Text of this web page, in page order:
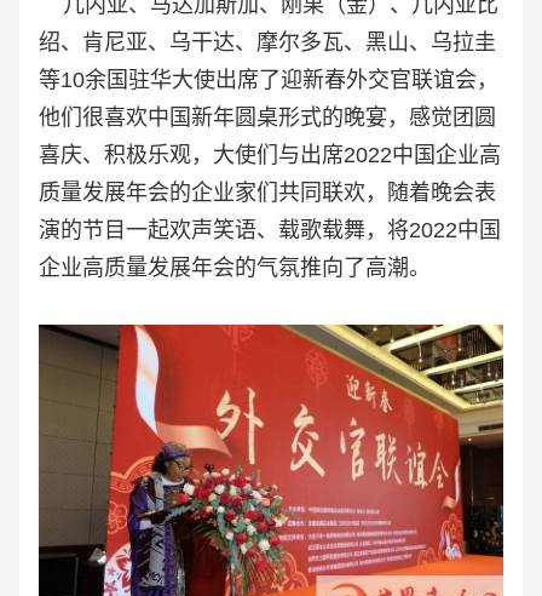
几内亚、马达加斯加、刚果（金）、几内亚比
绍、肯尼亚、乌干达、摩尔多瓦、黑山、乌拉圭
等10余国驻华大使出席了迎新春外交官联谊会，
他们很喜欢中国新年圆桌形式的晚宴，感觉团圆
喜庆、积极乐观，大使们与出席2022中国企业高
质量发展年会的企业家们共同联欢，随着晚会表
演的节目一起欢声笑语、载歌载舞，将2022中国
企业高质量发展年会的气氛推向了高潮。